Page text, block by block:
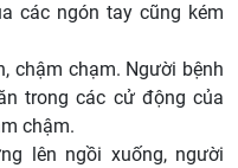
các ngón tay cũng kém
chậm chạm. Người bệnh
trong các cử động của
chậm.
lên ngồi xuống, người